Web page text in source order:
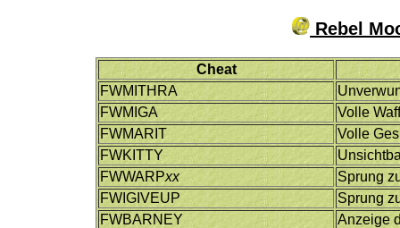
Rebel
Cheat
FWMITHRA
FWMIGA
Volle
FWMARIT
Volle
FWKITTY
FWWARPxx
Sprung
FWIGIVEUP
Sprung
FWBARNEY
Anzeige